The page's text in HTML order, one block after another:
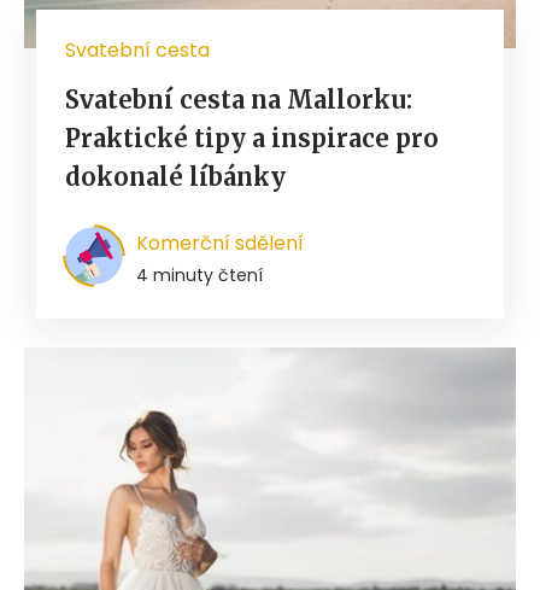
Svatební cesta
Svatební cesta na Mallorku:
Praktické tipy a inspirace pro
dokonalé líbánky
Komerční sdělení
4 minuty čtení